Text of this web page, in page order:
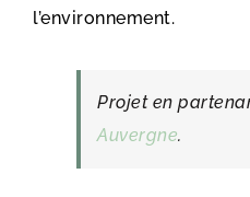
l’environnement.
Projet en
Auvergne.